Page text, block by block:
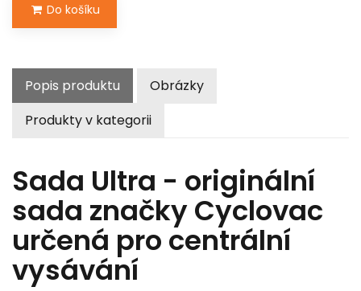
Do košíku
Popis produktu
Obrázky
Produkty v kategorii
Sada Ultra - originální
sada značky Cyclovac
určená pro centrální
vysávání